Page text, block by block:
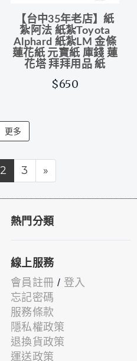
【台中35年老店】紙
紮阿法 紙紮Toyota
Alphard 紙紮LM 金條
蓮花紙 元寶紙 庫錢 蓮
花塔 拜拜用品 紙
$650
更多
2 3 »
熱門分類
線上服務
會員註冊 / 登入
忘記密碼
服務條款
隱私權政策
退換貨政策
運送政策